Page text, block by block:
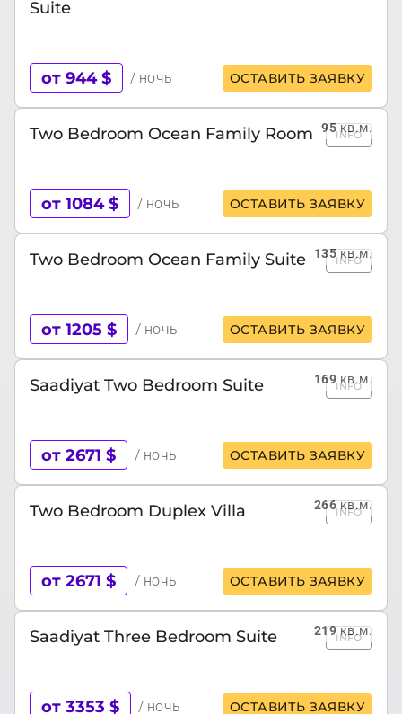
Suite
от 944 $ / ночь ОСТАВИТЬ ЗАЯВКУ
95кв.м.
Two Bedroom Ocean Family Room INFO
от 1084 $ / ночь ОСТАВИТЬ ЗАЯВКУ
135кв.м.
Two Bedroom Ocean Family Suite INFO
от 1205 $ / ночь ОСТАВИТЬ ЗАЯВКУ
169кв.м.
Saadiyat Two Bedroom Suite INFO
от 2671 $ / ночь ОСТАВИТЬ ЗАЯВКУ
266кв.м.
Two Bedroom Duplex Villa INFO
от 2671 $ / ночь ОСТАВИТЬ ЗАЯВКУ
219кв.м.
Saadiyat Three Bedroom Suite INFO
от 3353 $ / ночь ОСТАВИТЬ ЗАЯВКУ